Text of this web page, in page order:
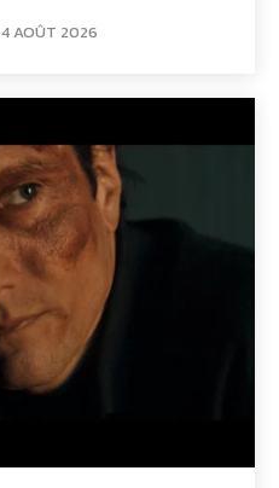
4 AOÛT 2026